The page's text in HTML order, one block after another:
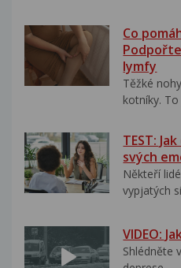
Co
lymfy
Těžké
kotníky.
TEST:
svých
Někteří
vypjatých
VIDEO:
Shlédněte